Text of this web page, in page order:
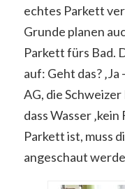
echtes Parkett
Grunde planen
Parkett fürs Bad.
auf: Geht das?
AG, die
dass Wasser
Parkett ist, muss
angeschaut